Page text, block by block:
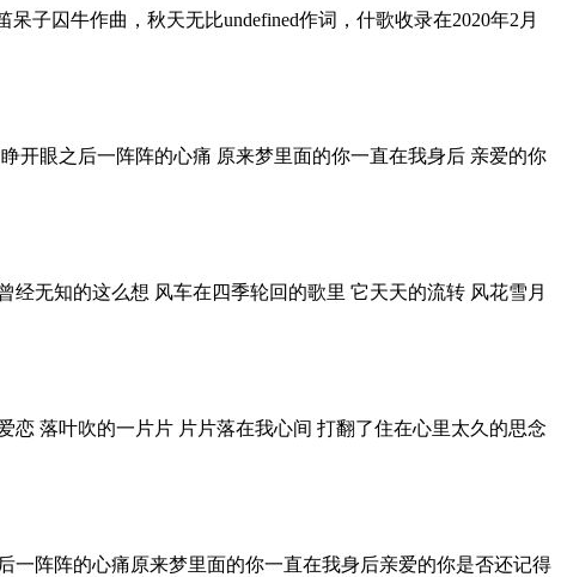
子囚牛作曲，秋天无比undefined作词，什歌收录在2020年2月
开眼之后一阵阵的心痛 原来梦里面的你一直在我身后 亲爱的你
无知的这么想 风车在四季轮回的歌里 它天天的流转 风花雪月
落叶吹的一片片 片片落在我心间 打翻了住在心里太久的思念
阵阵的心痛原来梦里面的你一直在我身后亲爱的你是否还记得